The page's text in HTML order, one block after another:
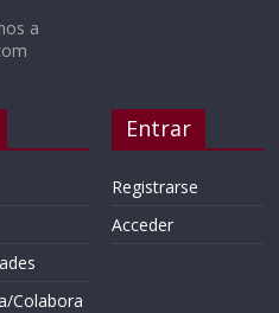
a
Colabora
Entrar
Registrarse
Acceder